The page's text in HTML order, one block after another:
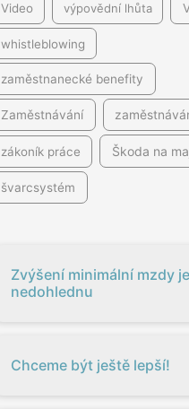
Video výpovědní lhůta
whistleblowing
zaměstnanecké benefity
Zaměstnávání
zákoník práce Škoda na
švarcsystém
Zvýšení minimální mzdy
nedohlednu
Chceme být ještě lepší!